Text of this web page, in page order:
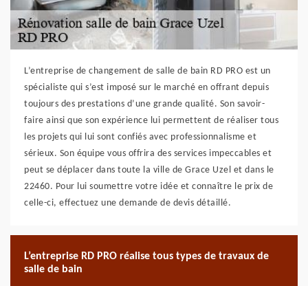
L’entreprise de changement de salle de bain RD PRO est un
spécialiste qui s’est imposé sur le marché en offrant depuis
toujours des prestations d’une grande qualité. Son savoir-
faire ainsi que son expérience lui permettent de réaliser tous
les projets qui lui sont confiés avec professionnalisme et
sérieux. Son équipe vous offrira des services impeccables et
peut se déplacer dans toute la ville de Grace Uzel et dans le
22460. Pour lui soumettre votre idée et connaître le prix de
celle-ci, effectuez une demande de devis détaillé.
L’entreprise RD PRO réalise tous types de travaux de
salle de bain